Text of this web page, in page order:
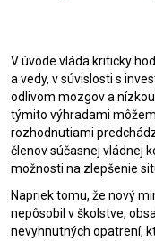
V úvode vláda kriticky
a vedy, v súvislosti s
odlivom mozgov a
týmito výhradami
rozhodnutiami
členov súčasnej vládnej
možnosti na zlepšenie
Napriek tomu, že nový
nepôsobil v školstve,
nevyhnutných opatrení,